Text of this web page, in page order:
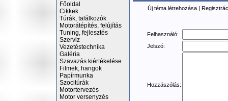
Főoldal
Cikkek
Túrák, találkozók
Motorátépítés, felújítás
Tuning, fejlesztés
Szerviz
Vezetéstechnika
Galéria
Szavazás kiértékelése
Filmek, hangok
Papírmunka
Szocitúrák
Motortervezés
Motor versenyzés
Új téma létrehozása |
Felhasználó:
Jelszó:
Hozzászólás: